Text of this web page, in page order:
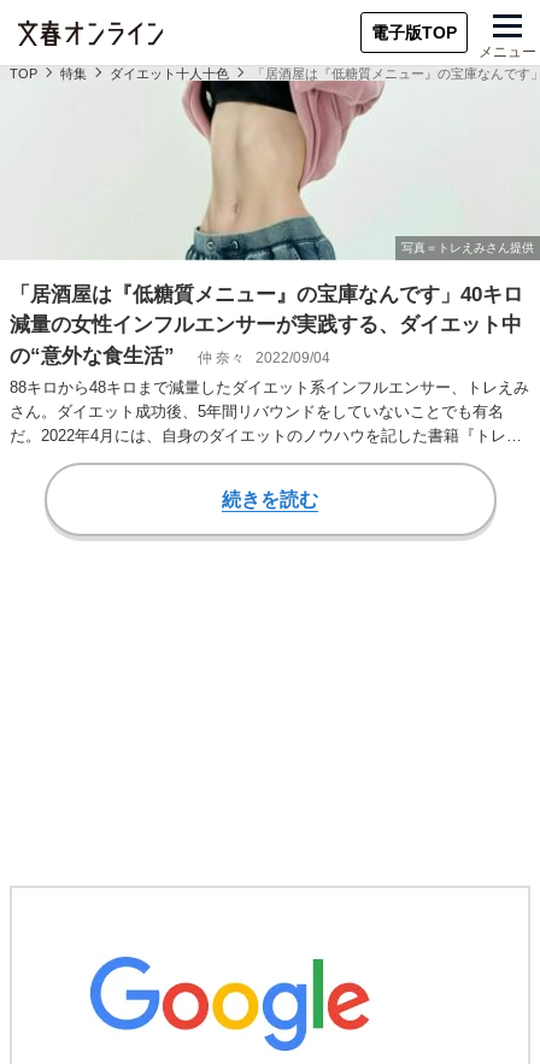
電子版TOP
メニュー
TOP 特集 ダイエット十人十色 「居酒屋は『低糖質メニュー』の宝庫なんで
「居酒屋は『低糖質メニュー』の宝庫なんです」40キロ
減量の女性インフルエンサーが実践する、ダイエット中
の“意外な食生活”
仲 奈々 2022/09/04
88キロから48キロまで減量したダイエット系インフルエンサー、トレえみ
さん。ダイエット成功後、5年間リバウンドをしていないことでも有名
だ。2022年4月には、自身のダイエットのノウハウを記した書籍『トレえ
みDIET…
続きを読む